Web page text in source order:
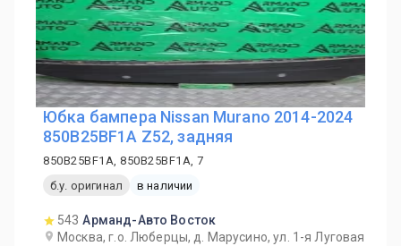
Юбка бампера Nissan Murano 2014-2024
850B25BF1A Z52, задняя
850B25BF1A, 850B25BF1A, 7
б.у. оригинал
в наличии
543 Арманд-Авто Восток
Москва, г.о. Люберцы, д. Марусино, ул. 1-я Луговая